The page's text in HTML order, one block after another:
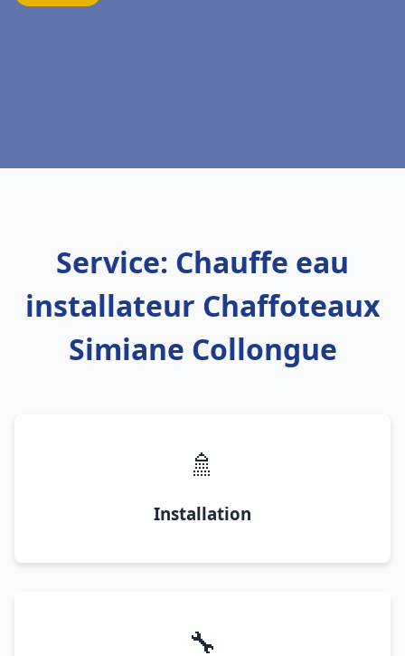
Service: Chauffe eau
installateur Chaffoteaux
Simiane Collongue
🚿
Installation
🔧